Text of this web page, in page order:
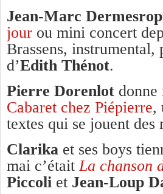
Jean-Marc
jour ou mini concert
Brassens, instrumental,
d’Edith Thénot.
Pierre Dorenlot donne
Cabaret chez Piépierre,
textes qui se jouent des
Clarika et ses boys
mai c’était La chanson
Piccoli et Jean-Loup